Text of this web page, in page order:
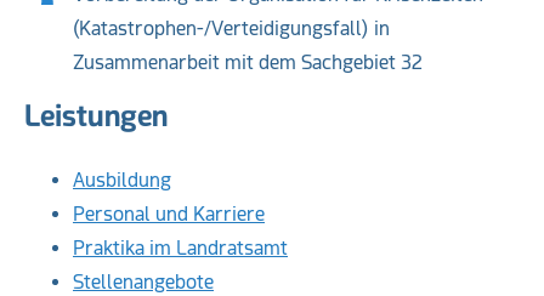
(Katastrophen-/Verteidigungsfall) in
Zusammenarbeit mit dem Sachgebiet 32
Leistungen
Ausbildung
Personal und Karriere
Praktika im Landratsamt
Stellenangebote